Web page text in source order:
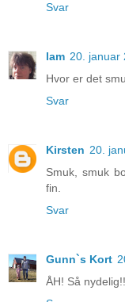
Svar
lam 20. januar
Hvor er det
Svar
Kirsten 20.
Smuk, smuk
fin.
Svar
Gunn`s Kort
ÅH! Så nydelig!!